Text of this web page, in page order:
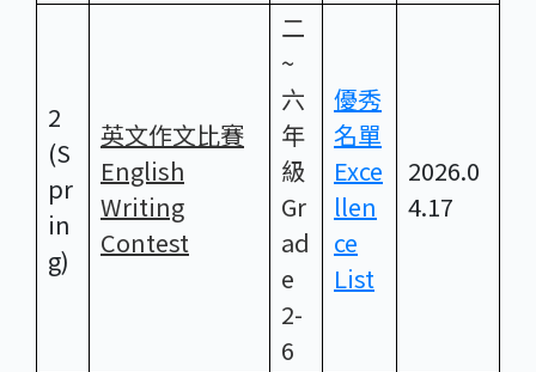
2
(S
pr
in
g)
英文作文比賽
English
Writing
Contest
二
~
六
年
級
Gr
ad
e
2-
6
優秀
名單
Exce
llen
ce
List
2026.0
4.17